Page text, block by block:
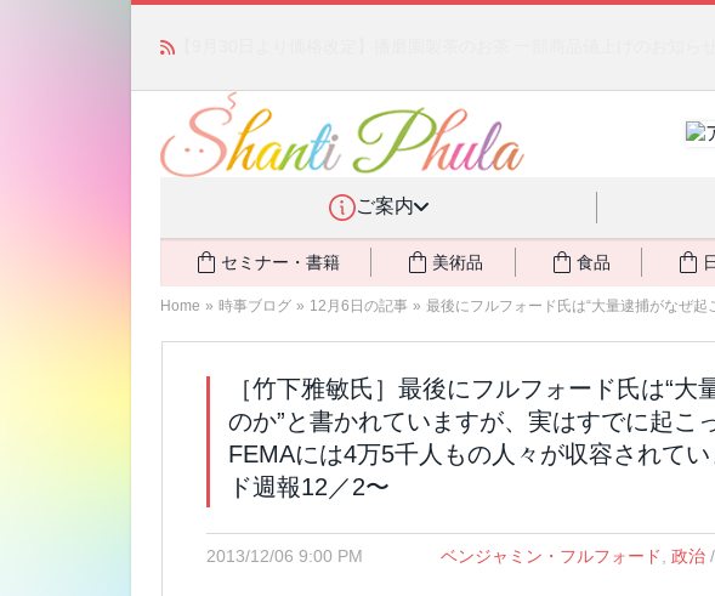
ご案内
セミナー・書籍 美術品 食品
Home » 時事ブログ » 12月6日の記事 » 最後にフルフォード氏は“大量逮捕がなぜ
［竹下雅敏氏］最後にフルフォード氏は“大
のか”と書かれていますが、実はすでに起こ
FEMAには4万5千人もの人々が収容されて
ド週報12／2〜
2013/12/06 9:00 PM ベンジャミン・フルフォード 政治/